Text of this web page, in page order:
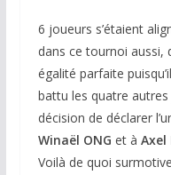
6 joueurs s’étaient
dans ce tournoi aussi,
égalité parfaite
battu les quatre
décision de déclarer
Winaël ONG et à Axel
Voilà de quoi